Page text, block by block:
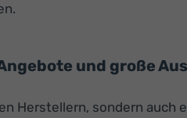
und große
Herstellern, sondern auch